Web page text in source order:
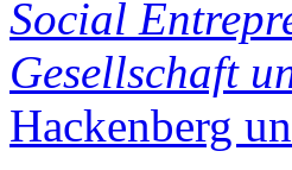
Social
Gesellschaft
Hackenberg